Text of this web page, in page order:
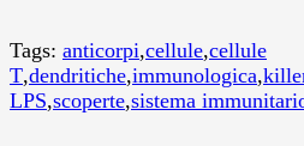
Tags: anticorpi,cellule,cellule
T,dendritiche,immunologica,
LPS,scoperte,sistema